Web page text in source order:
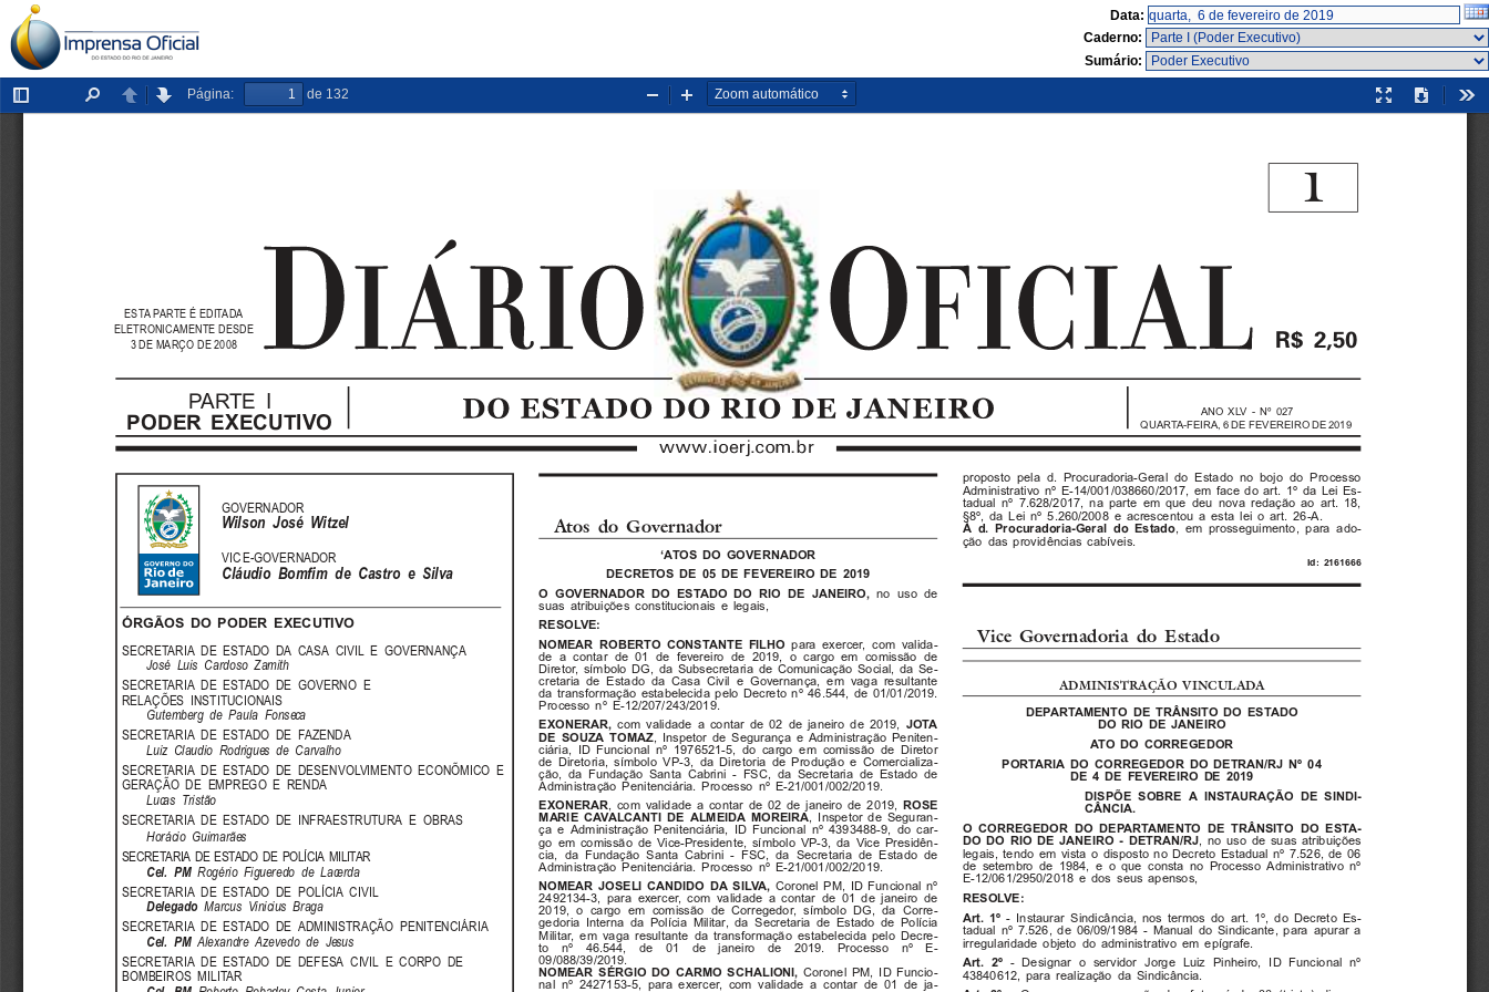
Data:
Caderno:
Sumário:
Exibir/ocultar
painel
LocalizarAnteriorPróxima
Página: de 132
Modo
de
Download
Diminuir
zoom
Aumentar
zoom
ESTA PARTE É EDITADA
ELETRONICAMENTE DESDE
3 DE MARÇO DE 2008
PARTE I
PODER EXECUTIVO
ANO XLV - Nº 027
QUARTA-FEIRA, 6 DE FEVEREIRO DE 2019
ÓRGÃOS DO PODER EXECUTIVO
SECRETARIA  DE  ESTADO  DA  CASA  CIVIL  E  GOVERNANÇA
José  Luis  Cardoso  Zamith
SECRETARIA  DE  ESTADO  DE  GOVERNO  E
RELAÇÕES  INSTITUCIONAIS
Gutemberg  de  Paula  Fonseca
SECRETARIA  DE  ESTADO  DE  FAZENDA
Luiz  Claudio  Rodrigues  de  Carvalho
SECRETARIA  DE  ESTADO  DE  DESENVOLVIMENTO  ECONÕMICO  E
GERAÇÃO  DE  EMPREGO  E  RENDA
Lucas  Tristão
SECRETARIA  DE  ESTADO  DE  INFRAESTRUTURA  E  OBRAS
Horácio  Guimarães
SECRETARIA  DE  ESTADO  DE  POLÍCIA  MILITAR
Cel.  PM Rogério  Figueredo  de  Lacerda
SECRETARIA  DE  ESTADO  DE  POLÍCIA  CIVIL
Delegado Marcus  Vinicius  Braga
SECRETARIA  DE  ESTADO  DE  ADMINISTRAÇÃO  PENITENCIÁRIA
Cel.  PM Alexandre  Azevedo  de  Jesus
SECRETARIA  DE  ESTADO  DE  DEFESA  CIVIL  E  CORPO  DE
BOMBEIROS  MILITAR
GOVERNADOR
Wilson  José  Witzel
VIC E-GOVERNADOR
Cláudio  Bomfim  de  Castro  e  Silva

1
Atos do Governador
‘ATOS DO GOVERNADOR
DECRETOS DE 05 DE FEVEREIRO DE 2019
O GOVERNADOR DO ESTADO DO RIO DE JANEIRO, no uso de
suas atribuições constitucionais e legais,
RESOLVE:
NOMEAR ROBERTO CONSTANTE FILHO para exercer, com valida-
de a contar de 01 de fevereiro de 2019, o cargo em comissão de
Diretor, símbolo DG, da Subsecretaria de Comunicação Social, da Se-
cretaria de Estado da Casa Civil e Governança, em vaga resultante
da transformação estabelecida pelo Decreto nº 46.544, de 01/01/2019.
Processo nº E-12/207/243/2019.
EXONERAR, com validade a contar de 02 de janeiro de 2019, JOTA
DE SOUZA TOMAZ, Inspetor de Segurança e Administração Peniten-
ciária, ID Funcional nº 1976521-5, do cargo em comissão de Diretor
de Diretoria, símbolo VP-3, da Diretoria de Produção e Comercializa-
ção, da Fundação Santa Cabrini - FSC, da Secretaria de Estado de
Administração Penitenciária. Processo nº E-21/001/002/2019.
EXONERAR, com validade a contar de 02 de janeiro de 2019,
ROSE
MARIE CAVALCANTI DE ALMEIDA MOREIRA, Inspetor de Seguran-
ça e Administração Penitenciária, ID Funcional nº 4393488-9, do car-
go em comissão de Vice-Presidente, símbolo VP-3, da Vice Presidên-
cia, da Fundação Santa Cabrini - FSC, da Secretaria de Estado de
Administração Penitenciária. Processo nº E-21/001/002/2019.
NOMEAR JOSELI CANDIDO DA SILVA, Coronel PM, ID Funcional nº
2492134-3, para exercer, com validade a contar de 01 de janeiro de
2019, o cargo em comissão de Corregedor, símbolo DG, da Corre-
gedoria Interna da Polícia Militar, da Secretaria de Estado de Polícia
Militar, em vaga resultante da transformação estabelecida pelo Decre-
to  nº  46.544,  de  01  de  janeiro  de  2019.  Processo  nº  E-
09/088/39/2019.
NOMEAR SÉRGIO DO CARMO SCHALIONI, Coronel PM, ID Funcio-
nal nº 2427153-5, para exercer, com validade a contar de 01 de ja-
proposto pela d. Procuradoria-Geral do Estado no bojo do Processo
Administrativo nº E-14/001/038660/2017, em face do art. 1º da Lei Es-
tadual nº 7.628/2017, na parte em que deu nova redação ao art. 18,
§8º, da Lei nº 5.260/2008 e acrescentou a esta lei o art. 26-A.
À d. Procuradoria-Geral do Estado, em prosseguimento, para ado-
ção das providências cabíveis.
Id: 2161666
Vice Governadoria do Estado
ADMINISTRAÇÃO VINCULADA
DEPARTAMENTO DE TRÂNSITO DO ESTADO
DO RIO DE JANEIRO
ATO DO CORREGEDOR
PORTARIA DO CORREGEDOR DO DETRAN/RJ Nº 04
DE 4 DE FEVEREIRO DE 2019
DISPÕE SOBRE A INSTAURAÇÃO DE SINDI-
CÂNCIA.
O CORREGEDOR DO DEPARTAMENTO DE TRÂNSITO DO ESTA-
DO DO RIO DE JANEIRO - DETRAN/RJ, no uso de suas atribuições
legais, tendo em vista o disposto no Decreto Estadual nº 7.526, de 06
de setembro de 1984, e o que consta no Processo Administrativo nº
E-12/061/2950/2018 e dos seus apensos,
RESOLVE:
Art. 1º - Instaurar Sindicância, nos termos do art. 1º, do Decreto Es-
tadual nº 7.526, de 06/09/1984 - Manual do Sindicante, para apurar a
irregularidade objeto do administrativo em epígrafe.
Art. 2º
- Designar o servidor Jorge Luiz Pinheiro, ID Funcional nº
43840612, para realização da Sindicância.